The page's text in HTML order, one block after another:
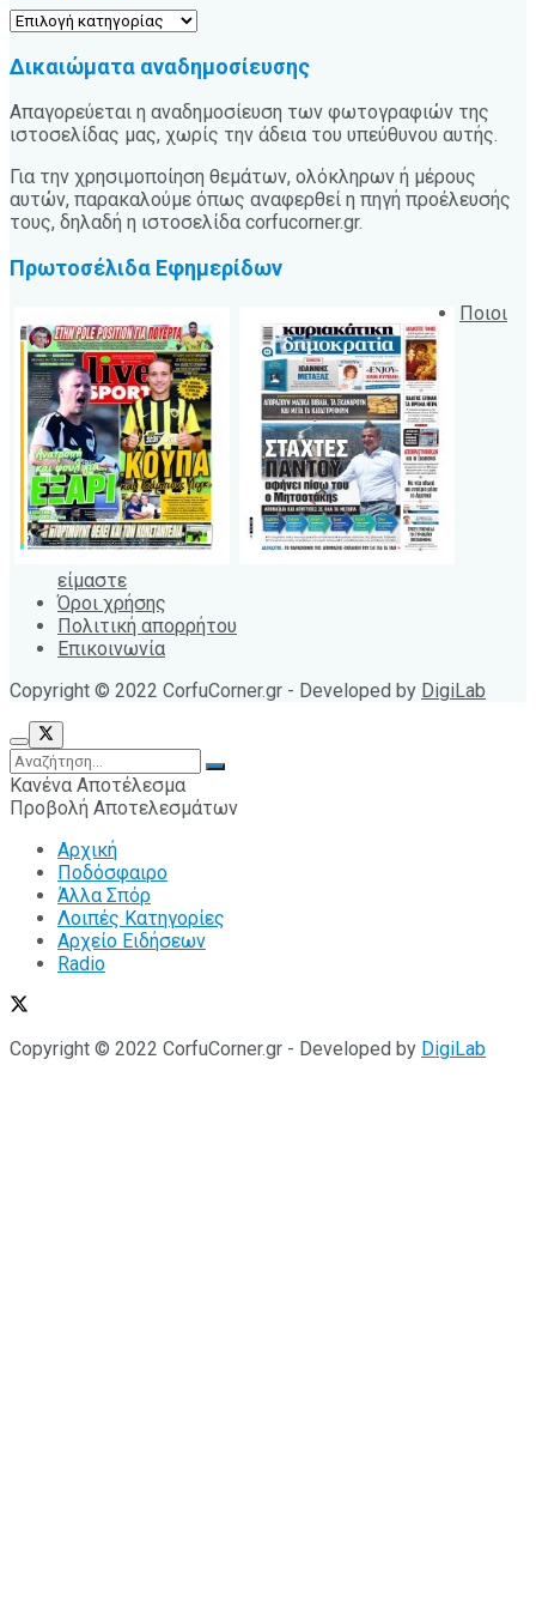
Κατηγορίες
Δικαιώματα αναδημοσίευσης
Απαγορεύεται η αναδημοσίευση των φωτογραφιών της
ιστοσελίδας μας, χωρίς την άδεια του υπεύθυνου αυτής.
Για την χρησιμοποίηση θεμάτων, ολόκληρων ή μέρους
αυτών, παρακαλούμε όπως αναφερθεί η πηγή προέλευσής
τους, δηλαδή η ιστοσελίδα corfucorner.gr.
Πρωτοσέλιδα Εφημερίδων
Ποιοι
είμαστε
Όροι χρήσης
Πολιτική απορρήτου
Επικοινωνία
Copyright © 2022 CorfuCorner.gr - Developed by DigiLab
Κανένα Αποτέλεσμα
Προβολή Αποτελεσμάτων
Αρχική
Ποδόσφαιρο
Άλλα Σπόρ
Λοιπές Κατηγορίες
Αρχείο Ειδήσεων
Radio
Copyright © 2022 CorfuCorner.gr - Developed by DigiLab